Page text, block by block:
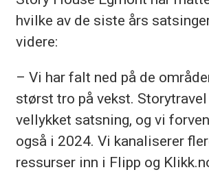
hvilke av de siste års
videre:
– Vi har falt ned på de
størst tro på vekst.
vellykket satsning, og vi
også i 2024. Vi kanaliserer
ressurser inn i Flipp og